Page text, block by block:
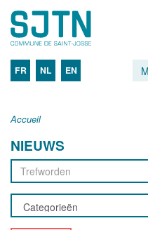
FR NL EN
Accueil
NIEUWS